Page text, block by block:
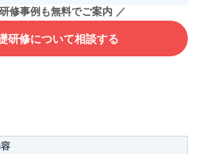
研修について相談する